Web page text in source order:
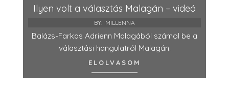
Ilyen volt a választás Malagán – videó
BY: MILLENNA
Balázs-Farkas Adrienn Malagából számol be a
választási hangulatról Malagán.
ELOLVASOM